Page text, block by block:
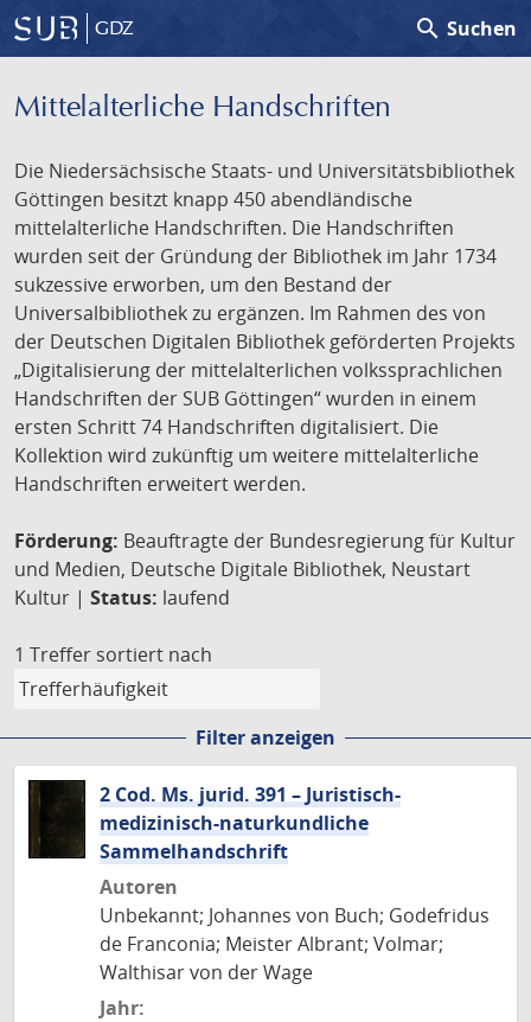
GDZ search Suchen
Mittelalterliche Handschriften
Die Niedersächsische Staats- und Universitätsbibliothek
Göttingen besitzt knapp 450 abendländische
mittelalterliche Handschriften. Die Handschriften
wurden seit der Gründung der Bibliothek im Jahr 1734
sukzessive erworben, um den Bestand der
Universalbibliothek zu ergänzen. Im Rahmen des von
der Deutschen Digitalen Bibliothek geförderten Projekts
„Digitalisierung der mittelalterlichen volkssprachlichen
Handschriften der SUB Göttingen“ wurden in einem
ersten Schritt 74 Handschriften digitalisiert. Die
Kollektion wird zukünftig um weitere mittelalterliche
Handschriften erweitert werden.
Förderung: Beauftragte der Bundesregierung für Kultur
und Medien, Deutsche Digitale Bibliothek, Neustart
Kultur | Status: laufend
1 Treffer sortiert nach
Filter anzeigen
2 Cod. Ms. jurid. 391 – Juristisch-
medizinisch-naturkundliche
Sammelhandschrift
Autoren
Unbekannt; Johannes von Buch; Godefridus
de Franconia; Meister Albrant; Volmar;
Walthisar von der Wage
Jahr: